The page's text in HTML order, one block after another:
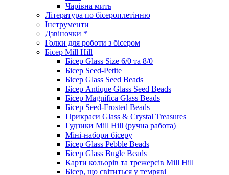
Чарівна мить
Література по бісероплетінню
Інструменти
Дзвіночки *
Голки для роботи з бісером
Бісер Mill Hill
Бісер Glass Size 6/0 та 8/0
Бісер Seed-Petite
Бісер Glass Seed Beads
Бісер Antique Glass Seed Beads
Бісер Magnifica Glass Beads
Бісер Seed-Frosted Beads
Прикраси Glass & Crystal Treasures
Гудзики Mill Hill (ручна работа)
Міні-набори бісеру
Бісер Glass Pebble Beads
Бісер Glass Bugle Beads
Карти кольорів та трежерсів Mill Hill
Бісер, що світиться у темряві